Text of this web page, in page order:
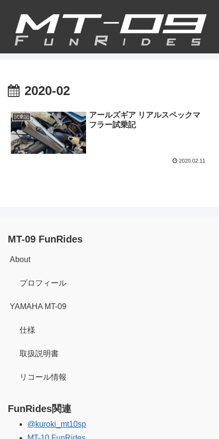
2020-02
試乗記
アールズギア リアルスペックマ
フラー試乗記
2020.02.11
MT-09 FunRides
About
プロフィール
YAMAHA MT-09
仕様
取扱説明書
リコール情報
FunRides関連
@kuroki_mt10sp